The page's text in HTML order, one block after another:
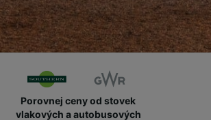
Porovnej ceny od stovek
vlakových a autobusových